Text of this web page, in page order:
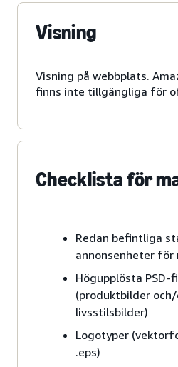
Visning
Visning på webbplats.
finns inte tillgängliga för
Checklista för
Redan befintliga
annonsenheter för
Högupplösta PSD-
(produktbilder
livsstilsbilder)
Logotyper
.eps)